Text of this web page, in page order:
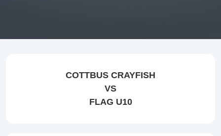
COTTBUS CRAYFISH
VS
FLAG U10